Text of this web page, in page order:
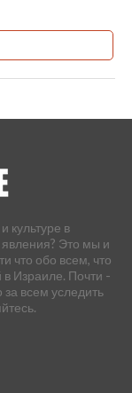
культуре в
Это мы и
что обо всем, что
в Израиле. Почти -
за всем уследить